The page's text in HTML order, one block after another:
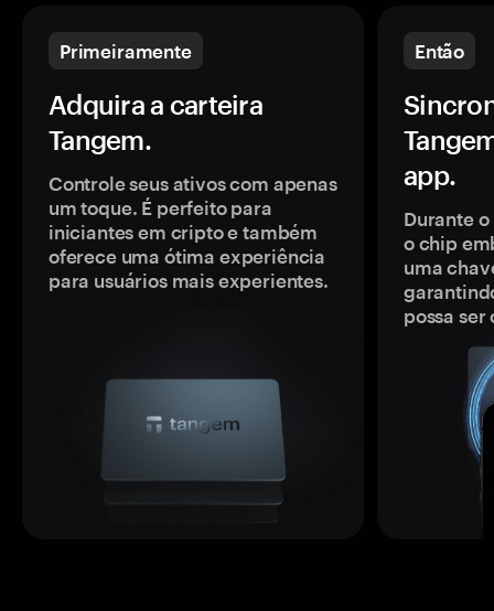
Primeiramente
Adquira a carteira
Tangem.
Controle seus ativos com apenas
um toque. É perfeito para
iniciantes em cripto e também
oferece uma ótima experiência
para usuários mais experientes.
Então
app.
Durante
o chip
uma
possa